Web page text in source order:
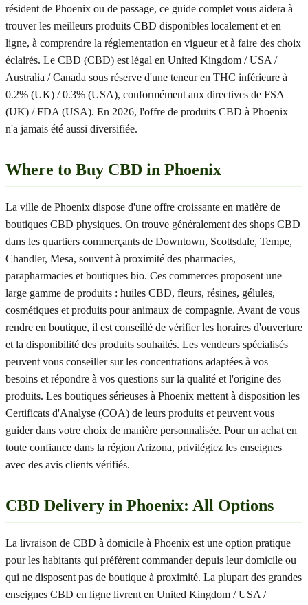
résident de Phoenix ou de passage, ce guide complet vous aidera à
trouver les meilleurs produits CBD disponibles localement et en
ligne, à comprendre la réglementation en vigueur et à faire des choix
éclairés. Le CBD (CBD) est légal en United Kingdom / USA /
Australia / Canada sous réserve d'une teneur en THC inférieure à
0.2% (UK) / 0.3% (USA), conformément aux directives de FSA
(UK) / FDA (USA). En 2026, l'offre de produits CBD à Phoenix
n'a jamais été aussi diversifiée.
Where to Buy CBD in Phoenix
La ville de Phoenix dispose d'une offre croissante en matière de
boutiques CBD physiques. On trouve généralement des shops CBD
dans les quartiers commerçants de Downtown, Scottsdale, Tempe,
Chandler, Mesa, souvent à proximité des pharmacies,
parapharmacies et boutiques bio. Ces commerces proposent une
large gamme de produits : huiles CBD, fleurs, résines, gélules,
cosmétiques et produits pour animaux de compagnie. Avant de vous
rendre en boutique, il est conseillé de vérifier les horaires d'ouverture
et la disponibilité des produits souhaités. Les vendeurs spécialisés
peuvent vous conseiller sur les concentrations adaptées à vos
besoins et répondre à vos questions sur la qualité et l'origine des
produits. Les boutiques sérieuses à Phoenix mettent à disposition les
Certificats d'Analyse (COA) de leurs produits et peuvent vous
guider dans votre choix de manière personnalisée. Pour un achat en
toute confiance dans la région Arizona, privilégiez les enseignes
avec des avis clients vérifiés.
CBD Delivery in Phoenix: All Options
La livraison de CBD à domicile à Phoenix est une option pratique
pour les habitants qui préfèrent commander depuis leur domicile ou
qui ne disposent pas de boutique à proximité. La plupart des grandes
enseignes CBD en ligne livrent en United Kingdom / USA /